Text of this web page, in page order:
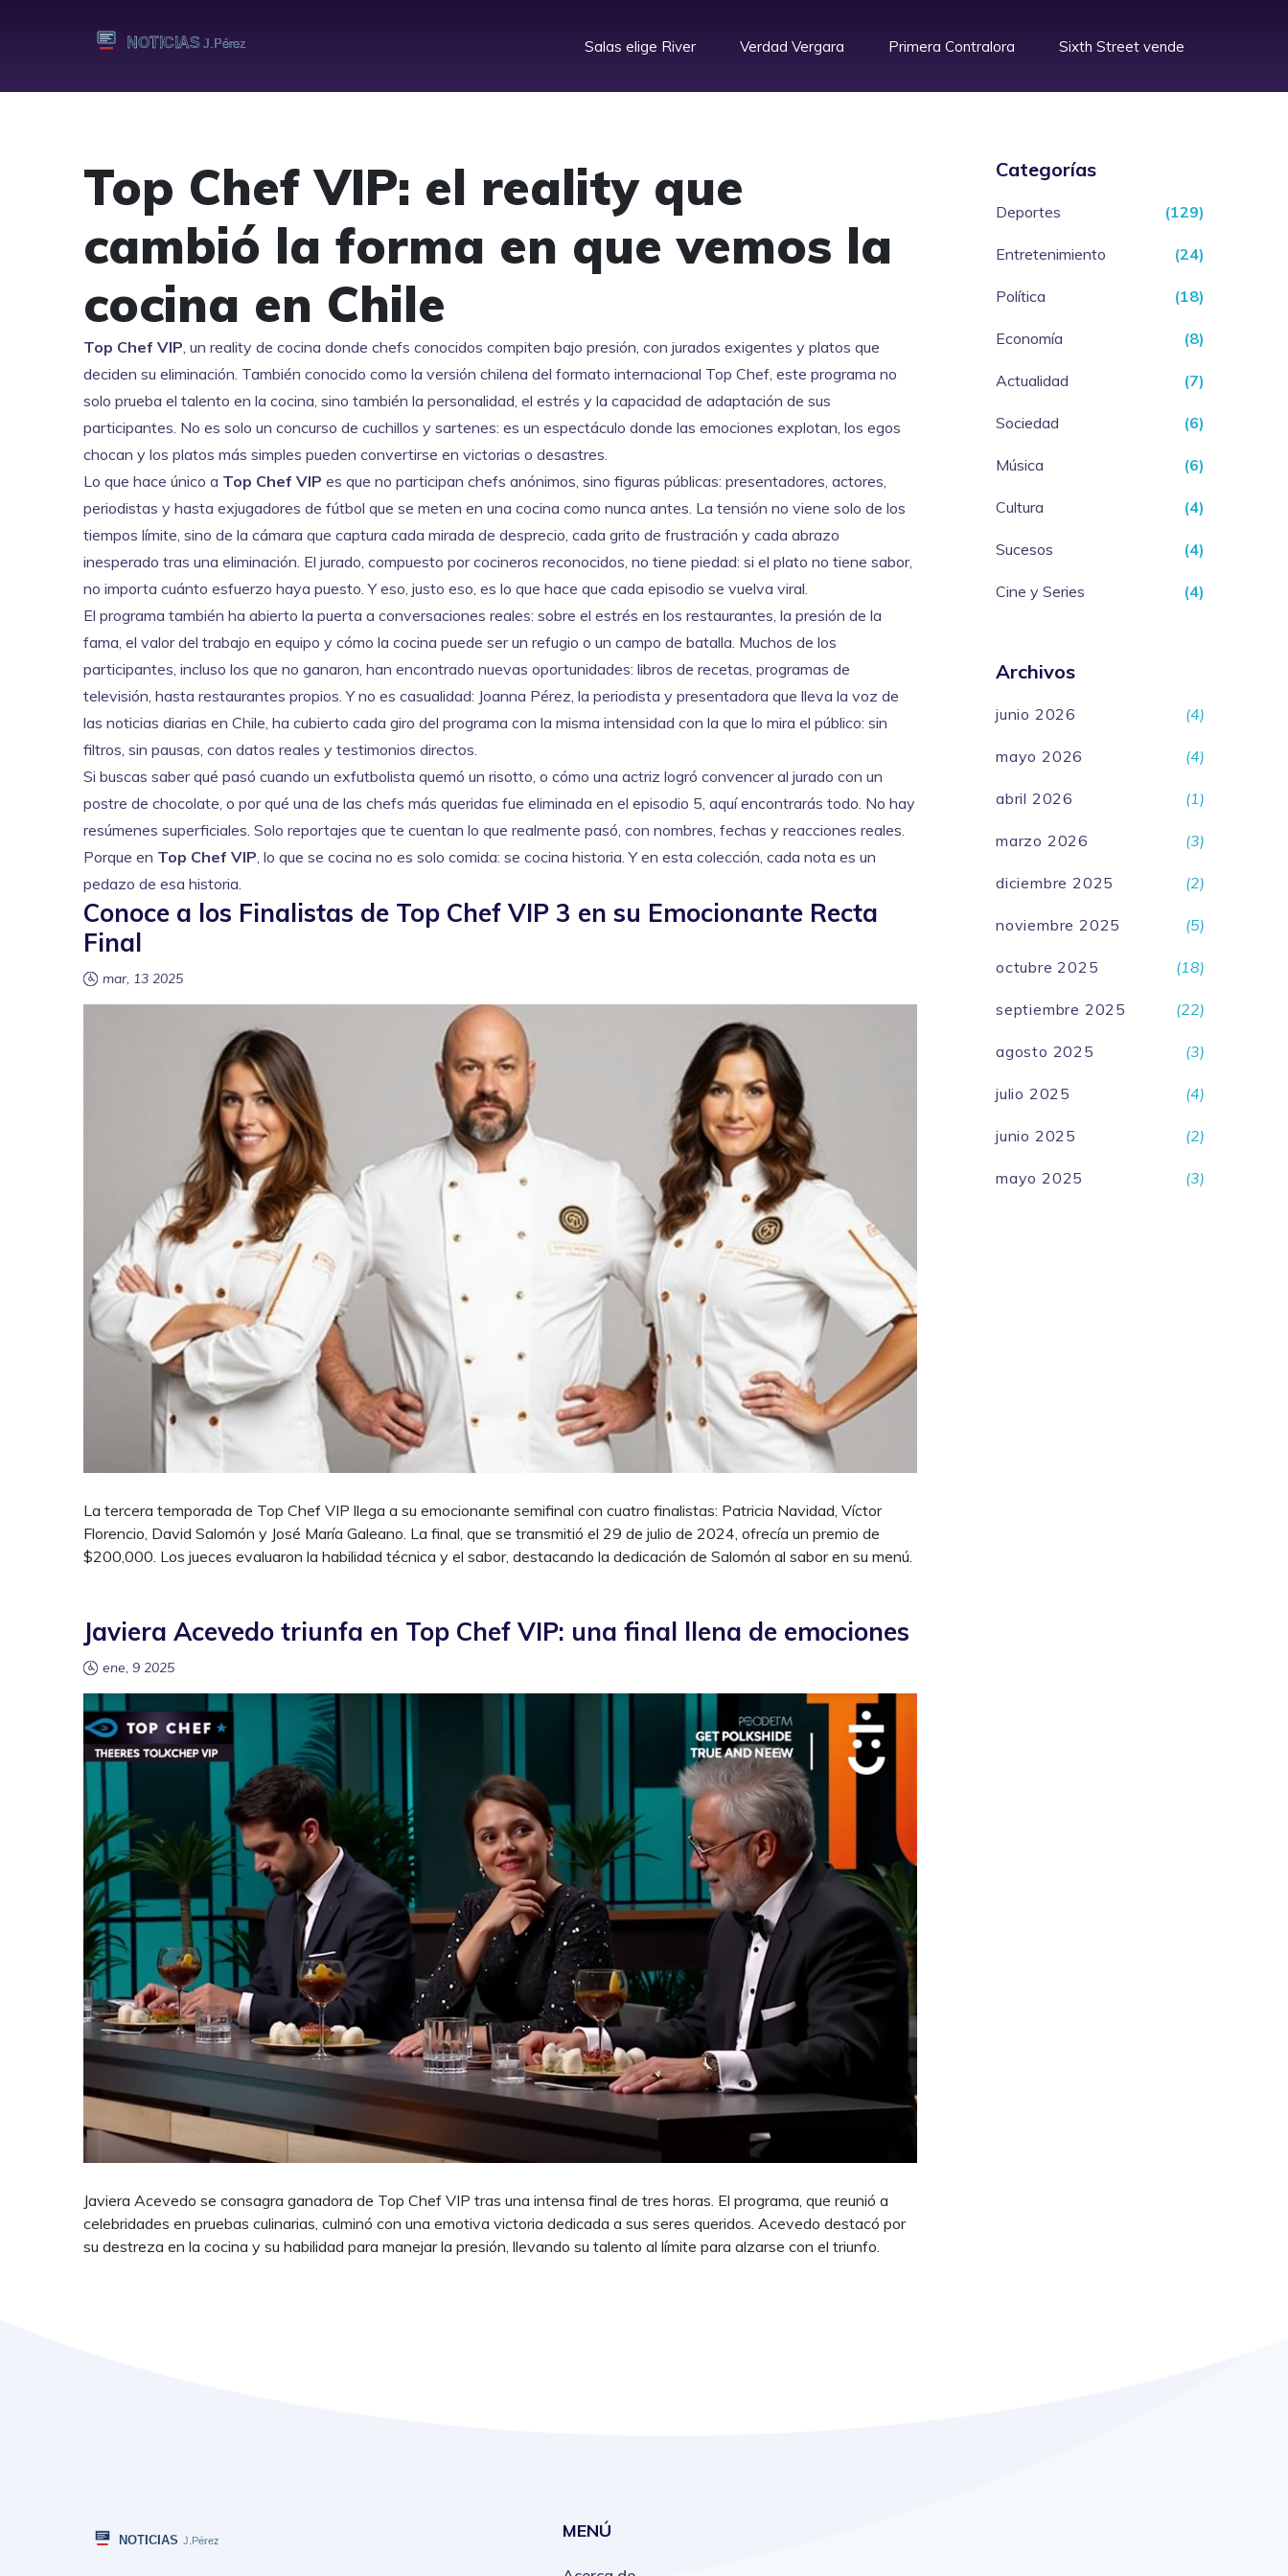
Salas elige River Verdad Vergara Primera Contralora Sixth Street vende
Top Chef VIP: el reality que
cambió la forma en que vemos la
cocina en Chile
Top Chef VIP, un reality de cocina donde chefs conocidos compiten bajo presión, con jurados exigentes y platos que
deciden su eliminación. También conocido como la versión chilena del formato internacional Top Chef, este programa no
solo prueba el talento en la cocina, sino también la personalidad, el estrés y la capacidad de adaptación de sus
participantes. No es solo un concurso de cuchillos y sartenes: es un espectáculo donde las emociones explotan, los egos
chocan y los platos más simples pueden convertirse en victorias o desastres.
Lo que hace único a Top Chef VIP es que no participan chefs anónimos, sino figuras públicas: presentadores, actores,
periodistas y hasta exjugadores de fútbol que se meten en una cocina como nunca antes. La tensión no viene solo de los
tiempos límite, sino de la cámara que captura cada mirada de desprecio, cada grito de frustración y cada abrazo
inesperado tras una eliminación. El jurado, compuesto por cocineros reconocidos, no tiene piedad: si el plato no tiene sabor,
no importa cuánto esfuerzo haya puesto. Y eso, justo eso, es lo que hace que cada episodio se vuelva viral.
El programa también ha abierto la puerta a conversaciones reales: sobre el estrés en los restaurantes, la presión de la
fama, el valor del trabajo en equipo y cómo la cocina puede ser un refugio o un campo de batalla. Muchos de los
participantes, incluso los que no ganaron, han encontrado nuevas oportunidades: libros de recetas, programas de
televisión, hasta restaurantes propios. Y no es casualidad: Joanna Pérez, la periodista y presentadora que lleva la voz de
las noticias diarias en Chile, ha cubierto cada giro del programa con la misma intensidad con la que lo mira el público: sin
filtros, sin pausas, con datos reales y testimonios directos.
Si buscas saber qué pasó cuando un exfutbolista quemó un risotto, o cómo una actriz logró convencer al jurado con un
postre de chocolate, o por qué una de las chefs más queridas fue eliminada en el episodio 5, aquí encontrarás todo. No hay
resúmenes superficiales. Solo reportajes que te cuentan lo que realmente pasó, con nombres, fechas y reacciones reales.
Porque en Top Chef VIP, lo que se cocina no es solo comida: se cocina historia. Y en esta colección, cada nota es un
pedazo de esa historia.
Conoce a los Finalistas de Top Chef VIP 3 en su Emocionante Recta
Final
mar, 13 2025
La tercera temporada de Top Chef VIP llega a su emocionante semifinal con cuatro finalistas: Patricia Navidad, Víctor
Florencio, David Salomón y José María Galeano. La final, que se transmitió el 29 de julio de 2024, ofrecía un premio de
$200,000. Los jueces evaluaron la habilidad técnica y el sabor, destacando la dedicación de Salomón al sabor en su menú.
Javiera Acevedo triunfa en Top Chef VIP: una final llena de emociones
ene, 9 2025
Javiera Acevedo se consagra ganadora de Top Chef VIP tras una intensa final de tres horas. El programa, que reunió a
celebridades en pruebas culinarias, culminó con una emotiva victoria dedicada a sus seres queridos. Acevedo destacó por
su destreza en la cocina y su habilidad para manejar la presión, llevando su talento al límite para alzarse con el triunfo.
Categorías
Deportes (129)
Entretenimiento (24)
Política (18)
Economía (8)
Actualidad (7)
Sociedad (6)
Música (6)
Cultura (4)
Sucesos (4)
Cine y Series (4)
Archivos
junio 2026 (4)
mayo 2026 (4)
abril 2026 (1)
marzo 2026 (3)
diciembre 2025 (2)
noviembre 2025 (5)
octubre 2025 (18)
septiembre 2025 (22)
agosto 2025 (3)
julio 2025 (4)
junio 2025 (2)
mayo 2025 (3)
MENÚ